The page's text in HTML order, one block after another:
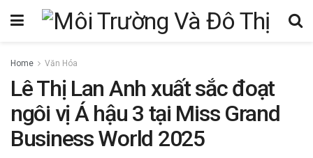
Home Văn Hóa
Lê Thị Lan Anh xuất sắc đoạt
ngôi vị Á hậu 3 tại Miss Grand
Business World 2025